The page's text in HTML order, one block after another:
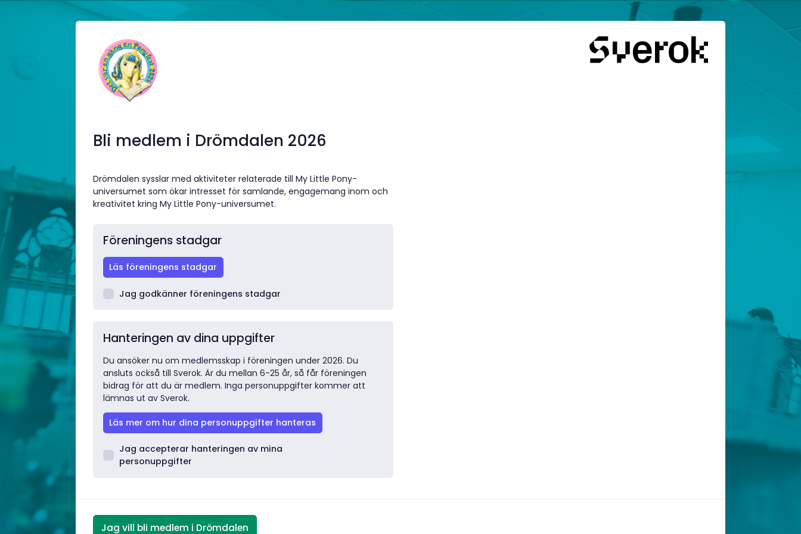
Bli medlem i Drömdalen 2026
Drömdalen sysslar med aktiviteter relaterade till My Little Pony-
universumet som ökar intresset för samlande, engagemang inom och
kreativitet kring My Little Pony-universumet.
Föreningens stadgar
Läs föreningens stadgar
Jag godkänner föreningens stadgar
Hanteringen av dina uppgifter
Du ansöker nu om medlemsskap i föreningen under 2026. Du
ansluts också till Sverok. Är du mellan 6-25 år, så får föreningen
bidrag för att du är medlem. Inga personuppgifter kommer att
lämnas ut av Sverok.
Läs mer om hur dina personuppgifter hanteras
Jag accepterar hanteringen av mina
personuppgifter